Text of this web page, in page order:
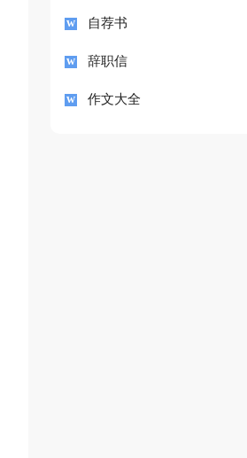
自荐书
辞职信
作文大全